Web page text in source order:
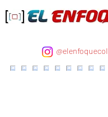
@elenfoquecol